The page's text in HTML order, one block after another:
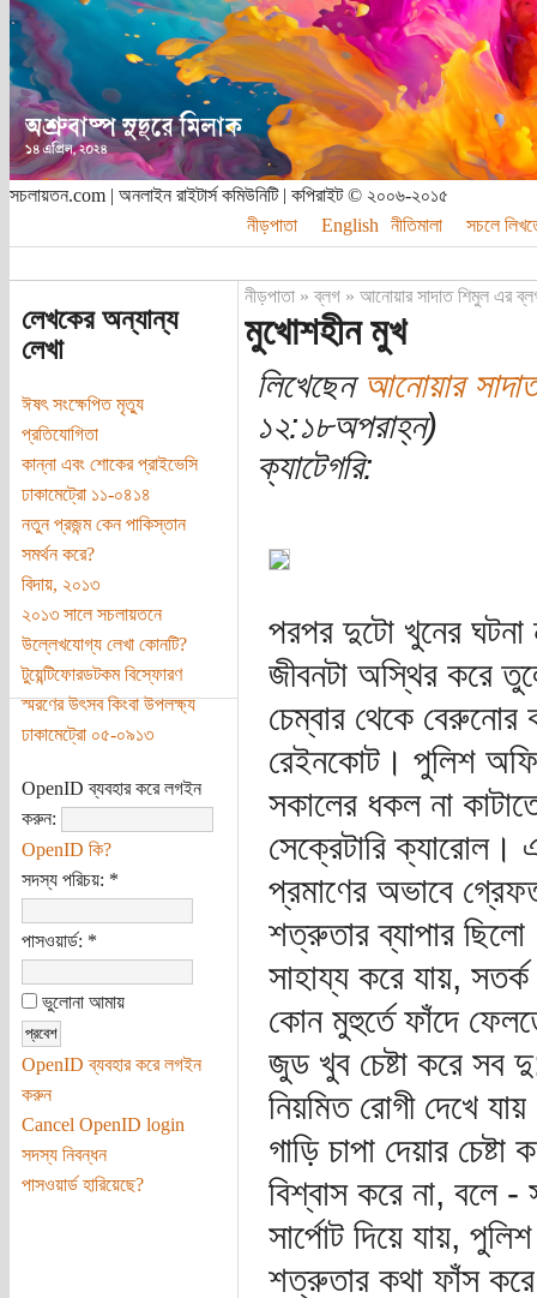
সচলায়তন.com | অনলাইন রাইটার্স কমিউনিটি | কপিরাইট © ২০০৬-২০১৫
নীড়পাতা
English নীতিমালা সচলে
লেখকের অন্যান্য
লেখা
ঈষৎ সংক্ষেপিত মৃত্যু
প্রতিযোগিতা
কান্না এবং শোকের প্রাইভেসি
ঢাকামেট্রো ১১-০৪১৪
নতুন প্রজন্ম কেন পাকিস্তান
সমর্থন করে?
বিদায়, ২০১৩
২০১৩ সালে সচলায়তনে
উল্লেখযোগ্য লেখা কোনটি?
টুয়েন্টিফোরডটকম বিস্ফোরণ
স্মরণের উৎসব কিংবা উপলক্ষ্য
ঢাকামেট্রো ০৫-০৯১৩
OpenID ব্যবহার করে লগইন
করুন:
OpenID কি?
সদস্য পরিচয়: *
পাসওয়ার্ড: *
ভুলোনা আমায়
OpenID ব্যবহার করে লগইন
করুন
Cancel OpenID login
সদস্য নিবন্ধন
পাসওয়ার্ড হারিয়েছে?
নীড়পাতা»ব্লগ» আনোয়ার সাদাত শিমুল এর
মুখোশহীন মুখ
লিখেছেন আনোয়ার
১২:১৮অপরাহ্ন)
ক্যাটেগরি:
পরপর দুটো খুনের ঘটনা
জীবনটা অস্থির করে
চেম্বার থেকে
রেইনকোট। পুলিশ
সকালের ধকল না
সেক্রেটারি ক্যারোল।
প্রমাণের অভাবে
শত্রুতার ব্যাপার
সাহায্য করে যায়,
কোন মুহুর্তে ফাঁদে
জুড খুব চেষ্টা করে সব
নিয়মিত রোগী দেখে
গাড়ি চাপা দেয়ার
বিশ্বাস করে না, বলে
সার্পোট দিয়ে যায়,
শত্রুতার কথা ফাঁস